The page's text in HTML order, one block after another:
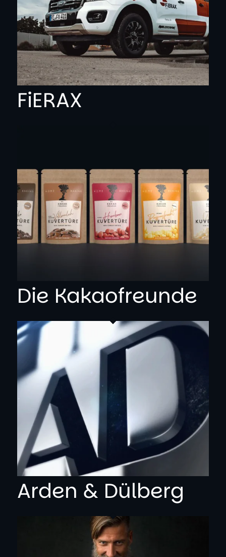
FiERAX
Die Kakaofreunde
Arden & Dülberg